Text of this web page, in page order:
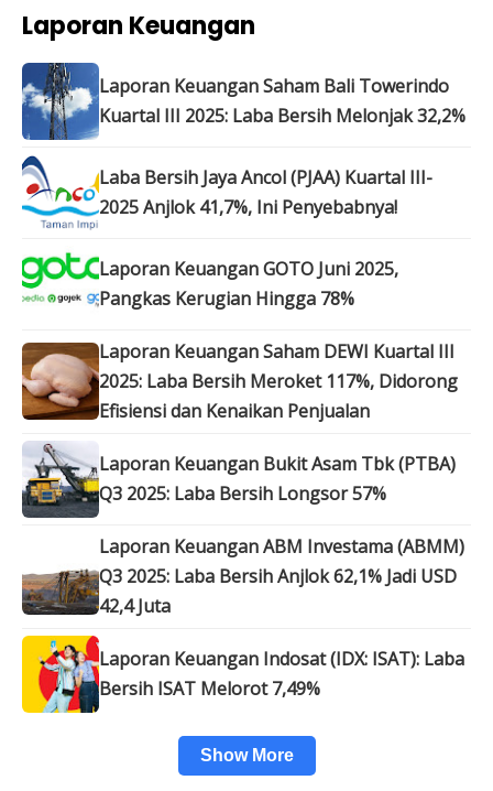
Laporan Keuangan
Laporan Keuangan Saham Bali Towerindo
Kuartal III 2025: Laba Bersih Melonjak 32,2%
Laba Bersih Jaya Ancol (PJAA) Kuartal III-
2025 Anjlok 41,7%, Ini Penyebabnya!
Laporan Keuangan GOTO Juni 2025,
Pangkas Kerugian Hingga 78%
Laporan Keuangan Saham DEWI Kuartal III
2025: Laba Bersih Meroket 117%, Didorong
Efisiensi dan Kenaikan Penjualan
Laporan Keuangan Bukit Asam Tbk (PTBA)
Q3 2025: Laba Bersih Longsor 57%
Laporan Keuangan ABM Investama (ABMM)
Q3 2025: Laba Bersih Anjlok 62,1% Jadi USD
42,4 Juta
Laporan Keuangan Indosat (IDX: ISAT): Laba
Bersih ISAT Melorot 7,49%
Show More